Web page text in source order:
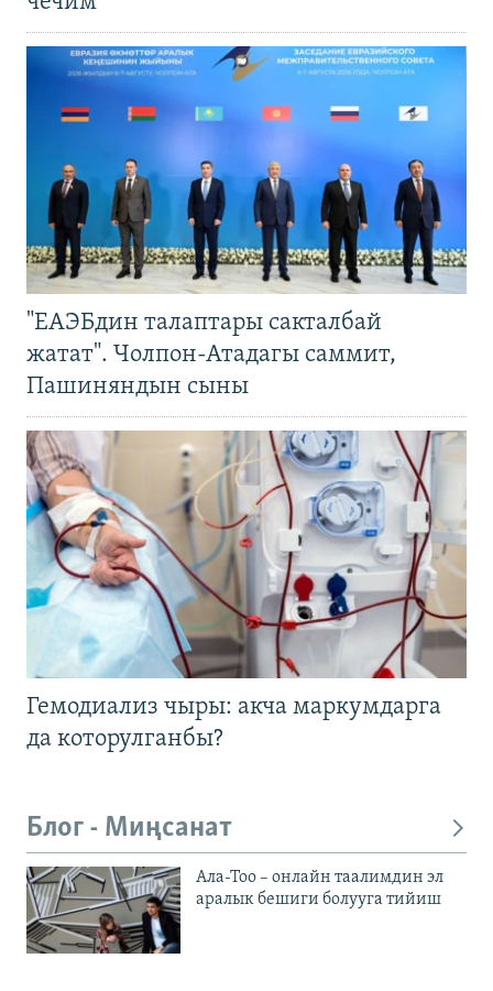
"ЕАЭБдин талаптары сакталбай
жатат". Чолпон-Атадагы саммит,
Пашиняндын сыны
Гемодиализ чыры: акча маркумдарга
да которулганбы?
Блог - Миңсанат
Ала-Тоо – онлайн таалимдин эл
аралык бешиги болууга тийиш